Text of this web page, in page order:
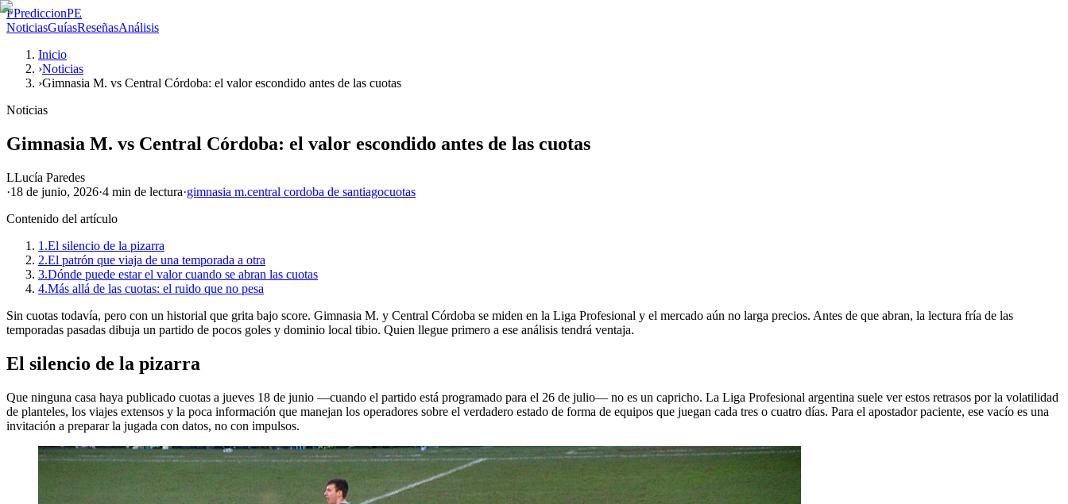
PPrediccionPE
NoticiasGuíasReseñasAnálisis
Inicio
›Noticias
›Gimnasia M. vs Central Córdoba: el valor escondido antes de las cuotas
Noticias
Gimnasia M. vs Central Córdoba: el valor escondido antes de las cuotas
LLucía Paredes
·18 de junio, 2026·4 min de lectura·gimnasia m.central cordoba de santiagocuotas
Contenido del artículo
1.El silencio de la pizarra
2.El patrón que viaja de una temporada a otra
3.Dónde puede estar el valor cuando se abran las cuotas
4.Más allá de las cuotas: el ruido que no pesa
Sin cuotas todavía, pero con un historial que grita bajo score. Gimnasia M. y Central Córdoba se miden en la Liga Profesional y el mercado aún no larga precios. Antes de que abran, la lectura fría de las
temporadas pasadas dibuja un partido de pocos goles y dominio local tibio. Quien llegue primero a ese análisis tendrá ventaja.
El silencio de la pizarra
Que ninguna casa haya publicado cuotas a jueves 18 de junio —cuando el partido está programado para el 26 de julio— no es un capricho. La Liga Profesional argentina suele ver estos retrasos por la volatilidad
de planteles, los viajes extensos y la poca información que manejan los operadores sobre el verdadero estado de forma de equipos que juegan cada tres o cuatro días. Para el apostador paciente, ese vacío es una
invitación a preparar la jugada con datos, no con impulsos.